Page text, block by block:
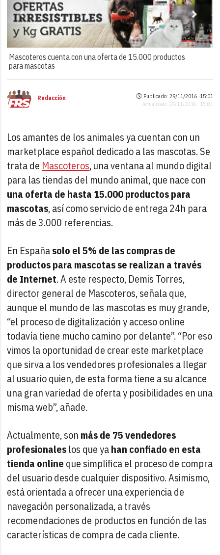
Mascoteros cuenta con una oferta de 15.000 productos
para mascotas
Redacción Publicado: 29/11/2016 ·15:01
Actualizado: 29/11/2016 · 15:01
Los amantes de los animales ya cuentan con un
marketplace español dedicado a las mascotas. Se
trata de Mascoteros, una ventana al mundo digital
para las tiendas del mundo animal, que nace con
una oferta de hasta 15.000 productos para
mascotas, así como servicio de entrega 24h para
más de 3.000 referencias.
En Españasolo el 5% de las compras de
productos para mascotas se realizan a través
de Internet. A este respecto, Demis Torres,
director general de Mascoteros, señala que,
aunque el mundo de las mascotas es muy grande,
“el proceso de digitalización y acceso online
todavía tiene mucho camino por delante”. “Por eso
vimos la oportunidad de crear este marketplace
que sirva a los vendedores profesionales a llegar
al usuario quien, de esta forma tiene a su alcance
una gran variedad de oferta y posibilidades en una
misma web”, añade.
Actualmente, son más de 75 vendedores
profesionales los que yahan confiado en esta
tienda online que simplifica el proceso de compra
del usuario desde cualquier dispositivo. Asimismo,
está orientada a ofrecer una experiencia de
navegación personalizada, a través
recomendaciones de productos en función de las
características de compra de cada cliente.